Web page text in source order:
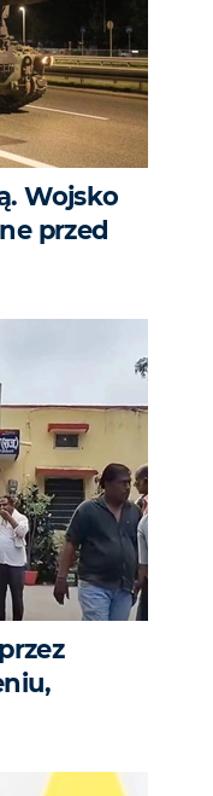
Wojsko
przed